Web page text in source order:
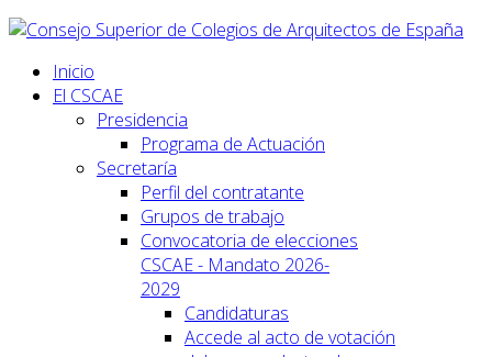
Inicio
El CSCAE
Presidencia
Programa de Actuación
Secretaría
Perfil del contratante
Grupos de trabajo
Convocatoria de elecciones
CSCAE - Mandato 2026-
2029
Candidaturas
Accede al acto de votación